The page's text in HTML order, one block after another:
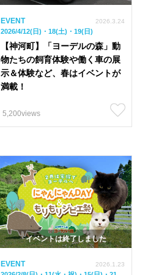
EVENT
2026/4/12(日)・18(土)・19(日)
【神河町】「ヨーデルの森」動
物たちの飼育体験や働く車の展
示＆体験など、春はイベントが
満載！
2026.3.24
5,200views
イベントは終了しました
EVENT 2026.1.23